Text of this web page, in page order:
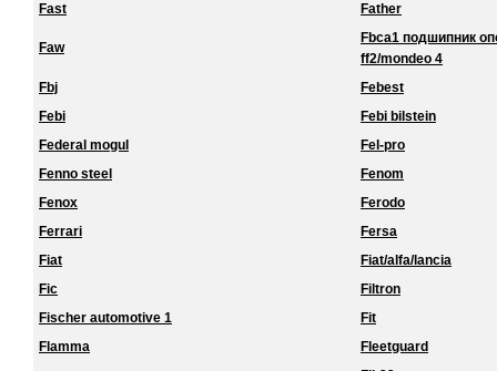
Fast
Father
Faw
Fbca1 подшипник
ff2/mondeo 4
Fbj
Febest
Febi
Febi bilstein
Federal mogul
Fel-pro
Fenno steel
Fenom
Fenox
Ferodo
Ferrari
Fersa
Fiat
Fiat/alfa/lancia
Fic
Filtron
Fischer automotive 1
Fit
Flamma
Fleetguard